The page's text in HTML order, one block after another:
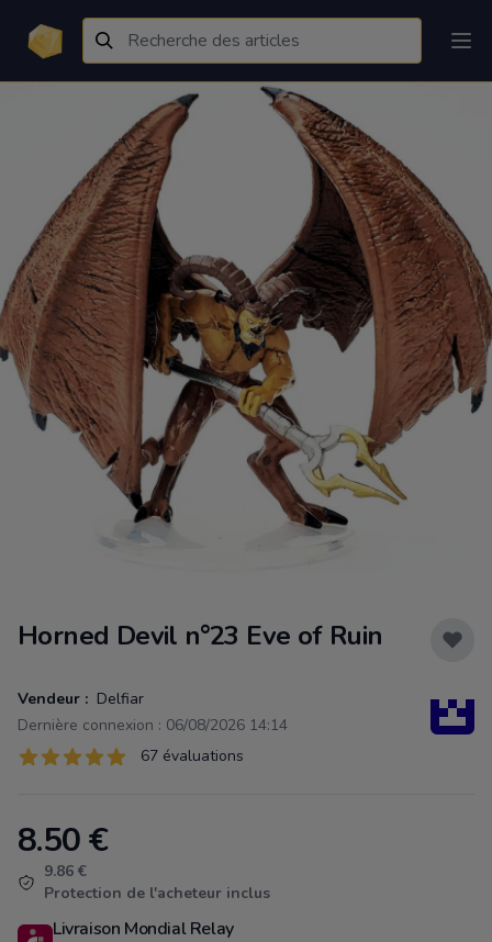
Horned Devil n°23 Eve of Ruin
Vendeur : Delfiar
Dernière connexion : 06/08/2026 14:14
Évaluations
67 sur 5 étoiles 67 évaluations
Product information
8.50€
9.86 €
Protection de l'acheteur inclus
Livraison Mondial Relay